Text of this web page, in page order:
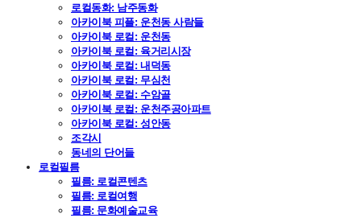
로컬동화: 남주동화
아카이북 피플: 운천동 사람들
아카이북 로컬: 운천동
아카이북 로컬: 육거리시장
아카이북 로컬: 내덕동
아카이북 로컬: 무심천
아카이북 로컬: 수암골
아카이북 로컬: 운천주공아파트
아카이북 로컬: 성안동
조각시
동네의 단어들
로컬필름
필름: 로컬콘텐츠
필름: 로컬여행
필름: 문화예술교육